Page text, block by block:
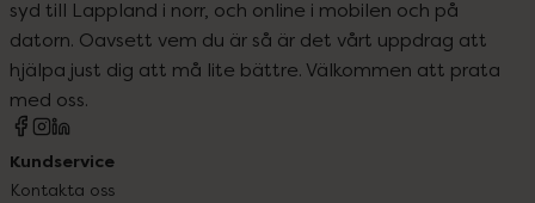
syd till Lappland i norr, och online i mobilen och på
datorn. Oavsett vem du är så är det vårt uppdrag att
hjälpa just dig att må lite bättre. Välkommen att prata
med oss.
Kundservice
Kontakta oss